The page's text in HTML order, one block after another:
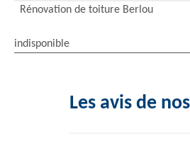
Rénovation de toiture Berlou
indisponible
Les avis de